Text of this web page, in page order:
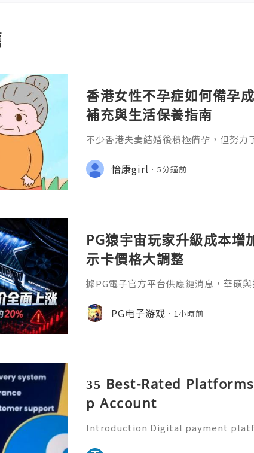
香港女性不孕症如何備孕
補充與生活保養指南
不少香港夫妻結婚後積極備孕，但努
律性生活超過一年仍未懷孕;或35歲以
功，就建議盡快接受不孕症評估。
怡康girl 5分鐘前
PG猿宇宙玩家升級成本增
示卡價格大調整
據PG電子官方平台供應鏈消息，華碩
漲幅約20%。其中，華碩旗艦 RTX
人民幣，RTX 5080、RTX 5070 Ti等
PG电子游戏 1小時前
35 Best-Rated
p Account
Introduction Digital payment